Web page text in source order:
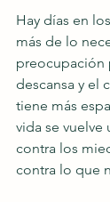
Hay días en
más de lo
preocupación
descansa y el
tiene más
vida se vuelve
contra los
contra lo que